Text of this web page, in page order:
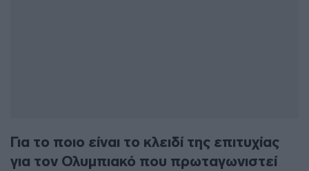
Για το ποιο είναι το κλειδί της επιτυχίας
για τον Ολυμπιακό που πρωταγωνιστεί